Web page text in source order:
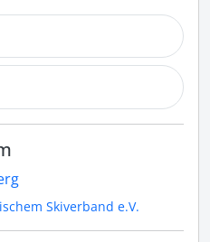
Skiverband e.V.